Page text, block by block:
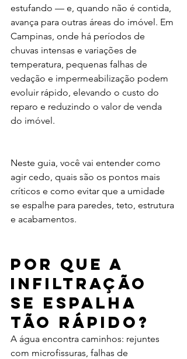
estufando — e, quando não é contida,
avança para outras áreas do imóvel. Em
Campinas, onde há períodos de
chuvas intensas e variações de
temperatura, pequenas falhas de
vedação e impermeabilização podem
evoluir rápido, elevando o custo do
reparo e reduzindo o valor de venda
do imóvel.
Neste guia, você vai entender como
agir cedo, quais são os pontos mais
críticos e como evitar que a umidade
se espalhe para paredes, teto, estrutura
e acabamentos.
Por que a
infiltração
se espalha
tão rápido?
A água encontra caminhos: rejuntes
com microfissuras, falhas de